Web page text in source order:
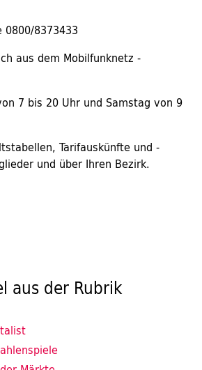
8373433
aus dem Mobilfunknetz -
7 bis 20 Uhr und Samstag von 9
Tarifauskünfte und -
und über Ihren Bezirk.
aus der Rubrik